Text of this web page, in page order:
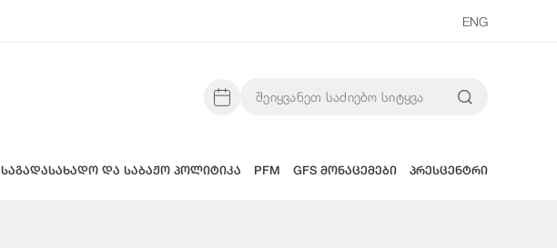
ENG
საგადასახადო და საბაჟო პოლიტიკა PFM GFS მონაცემები პრესცენტრი